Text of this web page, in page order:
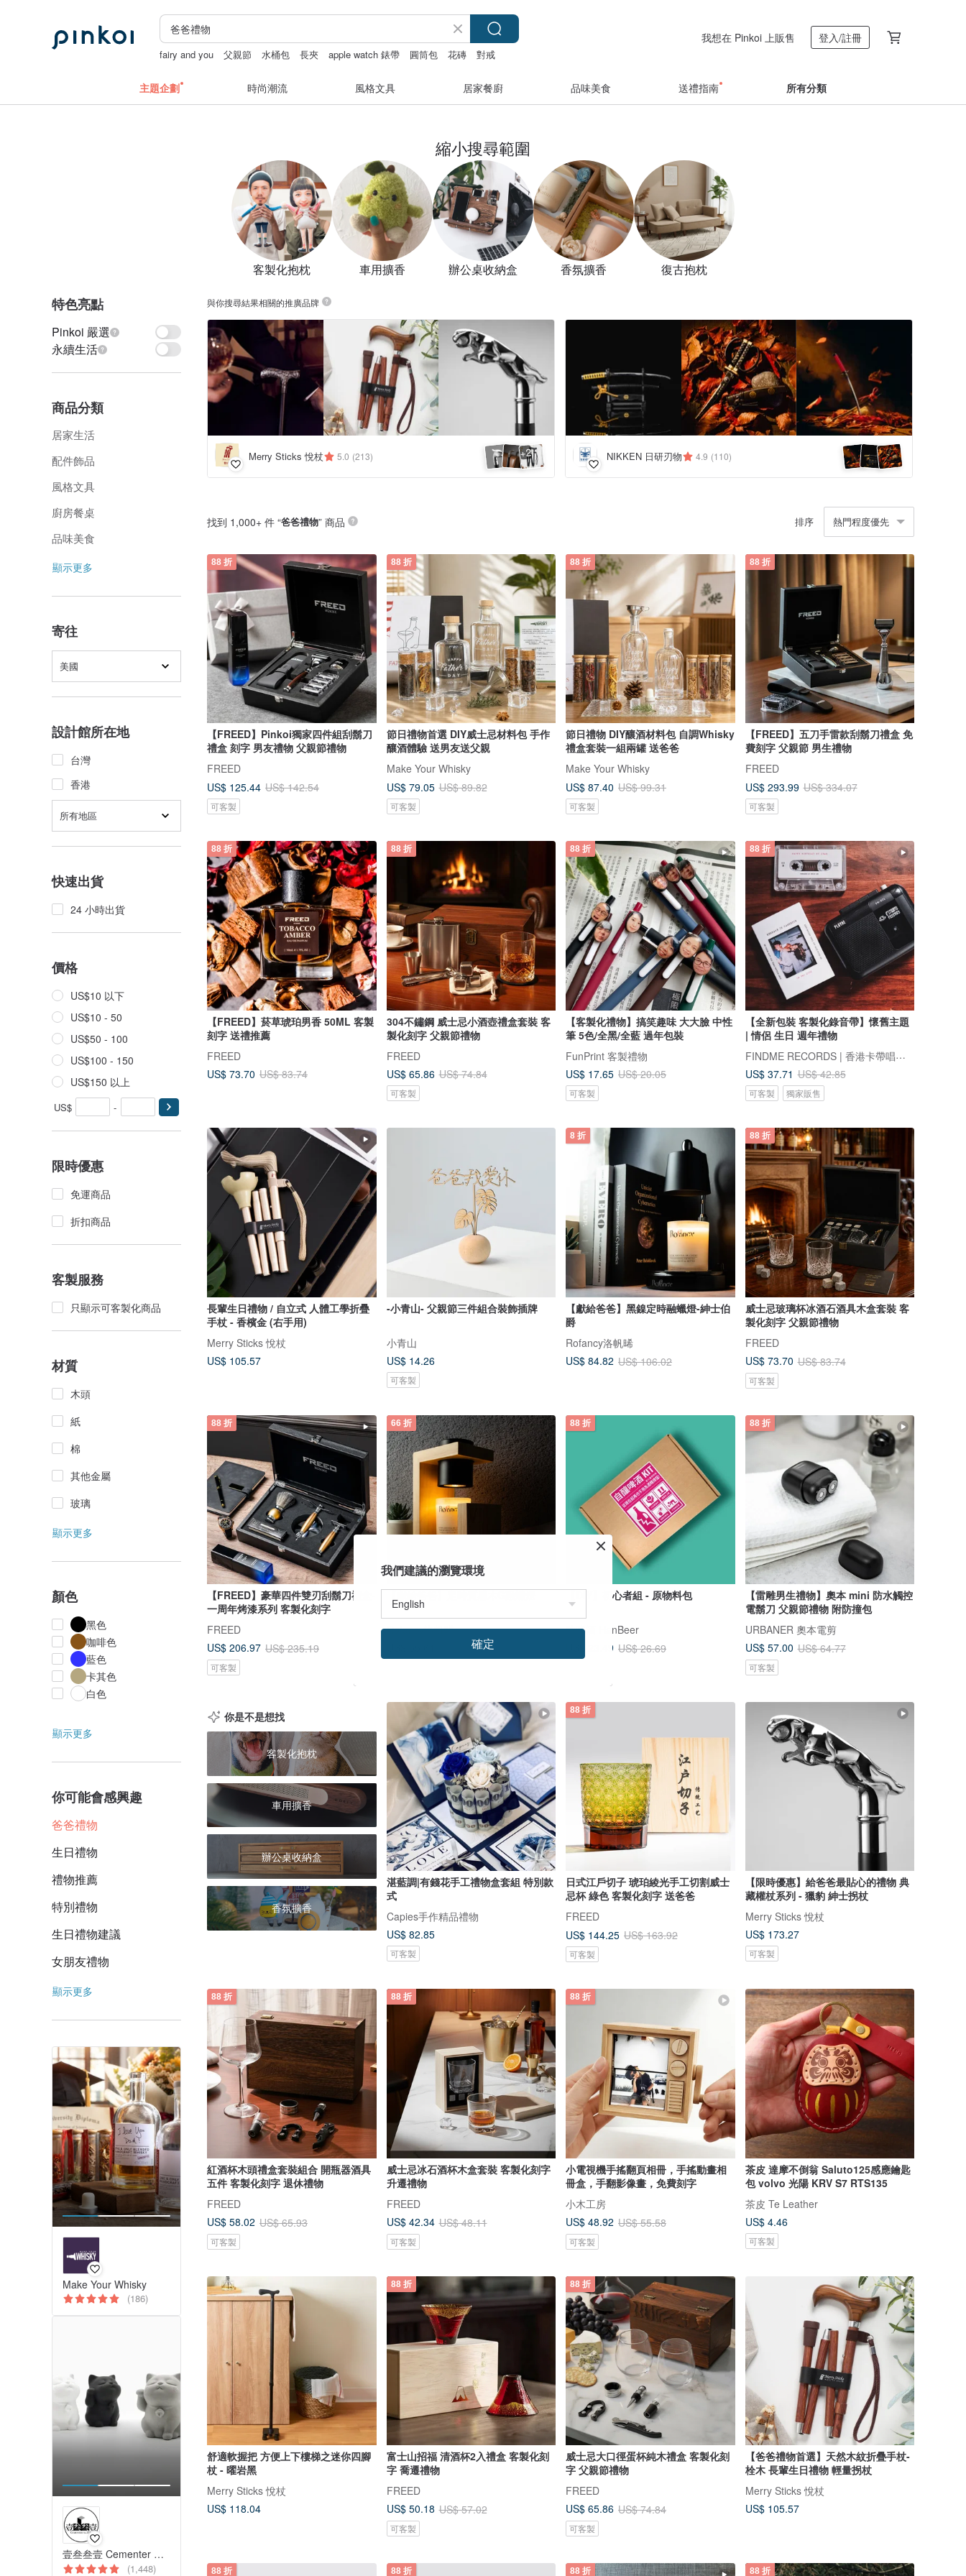
fairy and you 父親節 水桶包 長夾 apple watch 錶帶 圓筒包 花磚 對戒
我想在 Pinkoi 上販售 登入/註冊
主題企劃 時尚潮流 風格文具 居家餐廚 品味美食 送禮指南 所有分類
縮小搜尋範圍
客製化抱枕 車用擴香 辦公桌收納盒 香氛擴香 復古抱枕
特色亮點
Pinkoi 嚴選
永續生活
商品分類
居家生活
配件飾品
風格文具
廚房餐桌
品味美食
顯示更多
寄往
美國
設計館所在地
台灣
香港
所有地區
快速出貨
24 小時出貨
價格
US$10 以下
US$10 - 50
US$50 - 100
US$100 - 150
US$150 以上
US$ -
限時優惠
免運商品
折扣商品
客製服務
只顯示可客製化商品
材質
木頭
紙
棉
其他金屬
玻璃
顯示更多
顏色
黑色
咖啡色
藍色
卡其色
白色
顯示更多
你可能會感興趣
爸爸禮物
生日禮物
禮物推薦
特別禮物
生日禮物建議
女朋友禮物
顯示更多
Make Your Whisky
(186)
壹叁叁壹 Cementer No.1331
(1,448)
與你搜尋結果相關的推廣品牌
Merry Sticks 悅杖 5.0 (213) +2 NIKKEN 日研刃物 4.9 (110)
找到 1,000+ 件 “爸爸禮物” 商品 排序 熱門程度優先
88 折
【FREED】Pinkoi獨家四件組刮鬍刀
禮盒 刻字 男友禮物 父親節禮物
FREED
US$ 125.44 US$ 142.54
可客製
88 折
節日禮物首選 DIY威士忌材料包 手作
釀酒體驗 送男友送父親
Make Your Whisky
US$ 79.05 US$ 89.82
可客製
88 折
節日禮物 DIY釀酒材料包 自調Whisky
禮盒套裝一組兩罐 送爸爸
Make Your Whisky
US$ 87.40 US$ 99.31
可客製
88 折
【FREED】五刀手雷款刮鬍刀禮盒 免
費刻字 父親節 男生禮物
FREED
US$ 293.99 US$ 334.07
可客製
88 折
【FREED】菸草琥珀男香 50ML 客製
刻字 送禮推薦
FREED
US$ 73.70 US$ 83.74
88 折
304不鏽鋼 威士忌小酒壺禮盒套裝 客
製化刻字 父親節禮物
FREED
US$ 65.86 US$ 74.84
可客製
88 折
【客製化禮物】搞笑趣味 大大臉 中性
筆 5色/全黑/全藍 過年包裝
FunPrint 客製禮物
US$ 17.65 US$ 20.05
可客製
88 折
【全新包裝 客製化錄音帶】懷舊主題
| 情侶 生日 週年禮物
FINDME RECORDS | 香港卡帶唱片生活店
US$ 37.71 US$ 42.85
可客製 獨家販售
長輩生日禮物 / 自立式 人體工學折疊
手杖 - 香檳金 (右手用)
Merry Sticks 悅杖
US$ 105.57
-小青山- 父親節三件組合裝飾插牌
小青山
US$ 14.26
可客製
8 折
【獻給爸爸】黑鎳定時融蠟燈-紳士伯
爵
Rofancy洛帆晞
US$ 84.82 US$ 106.02
88 折
威士忌玻璃杯冰酒石酒具木盒套裝 客
製化刻字 父親節禮物
FREED
US$ 73.70 US$ 83.74
可客製
88 折
【FREED】豪華四件雙刃刮鬍刀禮盒-
一周年烤漆系列 客製化刻字
FREED
US$ 206.97 US$ 235.19
可客製
66 折
Rofancy洛帆晞
US$ 83.74
88 折
【DIY】初心者組 - 原物料包
憨啤酒 HanBeer
US$ 23.49 US$ 26.69
88 折
【雷雕男生禮物】奧本 mini 防水觸控
電鬍刀 父親節禮物 附防撞包
URBANER 奧本電剪
US$ 57.00 US$ 64.77
可客製
你是不是想找
客製化抱枕
車用擴香
辦公桌收納盒
香氛擴香
湛藍調|有錢花手工禮物盒套組 特別款
式
Capies手作精品禮物
US$ 82.85
可客製
88 折
日式江戶切子 琥珀綾光手工切割威士
忌杯 綠色 客製化刻字 送爸爸
FREED
US$ 144.25 US$ 163.92
可客製
【限時優惠】給爸爸最貼心的禮物 典
藏權杖系列 - 獵豹 紳士拐杖
Merry Sticks 悅杖
US$ 173.27
可客製
88 折
紅酒杯木頭禮盒套裝組合 開瓶器酒具
五件 客製化刻字 退休禮物
FREED
US$ 58.02 US$ 65.93
可客製
88 折
威士忌冰石酒杯木盒套裝 客製化刻字
升遷禮物
FREED
US$ 42.34 US$ 48.11
可客製
88 折
小電視機手搖翻頁相冊，手搖動畫相
冊盒，手翻影像畫，免費刻字
小木工房
US$ 48.92 US$ 55.58
可客製
茶皮 達摩不倒翁 Saluto125感應鑰匙
包 volvo 光陽 KRV S7 RTS135
茶皮 Te Leather
US$ 4.46
可客製
舒適軟握把 方便上下樓梯之迷你四腳
杖 - 曜岩黑
Merry Sticks 悅杖
US$ 118.04
88 折
富士山招福 清酒杯2入禮盒 客製化刻
字 喬遷禮物
FREED
US$ 50.18 US$ 57.02
可客製
88 折
威士忌大口徑蛋杯純木禮盒 客製化刻
字 父親節禮物
FREED
US$ 65.86 US$ 74.84
可客製
【爸爸禮物首選】天然木紋折疊手杖-
栓木 長輩生日禮物 輕量拐杖
Merry Sticks 悅杖
US$ 105.57
88 折 88 折 88 折 88 折
我們建議的瀏覽環境
確定